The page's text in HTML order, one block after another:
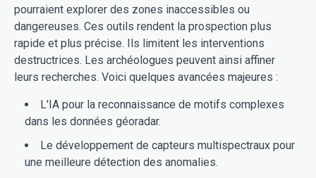
pourraient explorer des zones inaccessibles ou
dangereuses. Ces outils rendent la prospection plus
rapide et plus précise. Ils limitent les interventions
destructrices. Les archéologues peuvent ainsi affiner
leurs recherches. Voici quelques avancées majeures :
L'IA pour la reconnaissance de motifs complexes
dans les données géoradar.
Le développement de capteurs multispectraux pour
une meilleure détection des anomalies.